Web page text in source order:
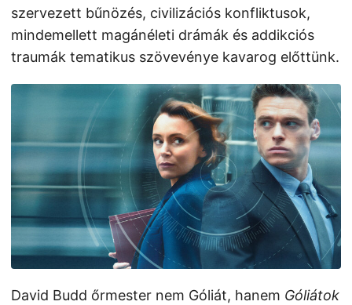
szervezett bűnözés, civilizációs konfliktusok,
mindemellett magánéleti drámák és addikciós
traumák tematikus szövevénye kavarog előttünk.
David Budd őrmester nem Góliát, hanem Góliátok